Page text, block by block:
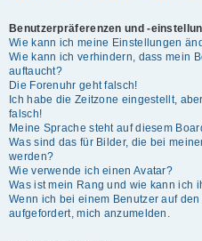
Benutzerpräferenzen und -
Wie kann ich meine Einstellungen
Wie kann ich verhindern, dass mein
auftaucht?
Die Forenuhr geht falsch!
Ich habe die Zeitzone eingestellt,
falsch!
Meine Sprache steht auf diesem
Was sind das für Bilder, die bei
werden?
Wie verwende ich einen Avatar?
Was ist mein Rang und wie kann ich
Wenn ich bei einem Benutzer auf
aufgefordert, mich anzumelden.